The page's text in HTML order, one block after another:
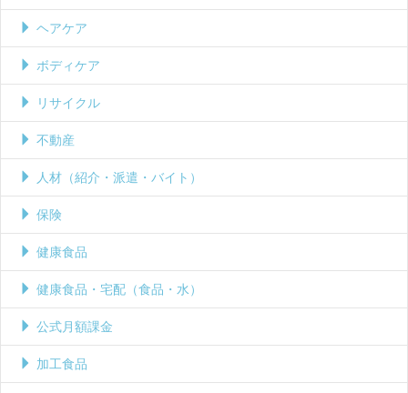
ヘアケア
ボディケア
リサイクル
不動産
人材（紹介・派遣・バイト）
保険
健康食品
健康食品・宅配（食品・水）
公式月額課金
加工食品